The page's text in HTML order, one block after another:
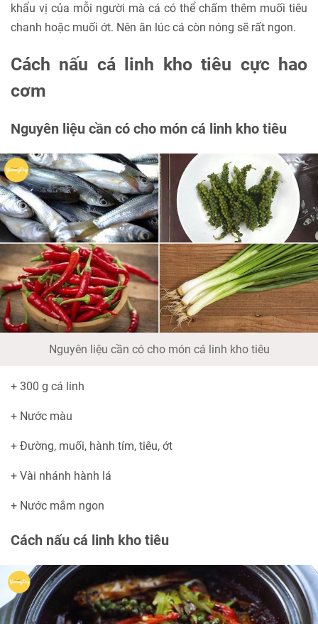
khẩu vị của mỗi người mà cá có thể chấm thêm muối tiêu
chanh hoặc muối ớt. Nên ăn lúc cá còn nóng sẽ rất ngon.
Cách nấu cá linh kho tiêu cực hao
cơm
Nguyên liệu cần có cho món cá linh kho tiêu
Nguyên liệu cần có cho món cá linh kho tiêu
+ 300 g cá linh
+ Nước màu
+ Đường, muối, hành tím, tiêu, ớt
+ Vài nhánh hành lá
+ Nước mắm ngon
Cách nấu cá linh kho tiêu